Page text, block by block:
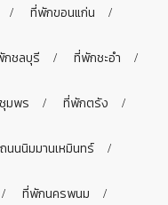
ที่พักขอนแก่น
ชลบุรี ที่พักชะอำ
มพร ที่พักตรัง
นนนิมมานเหมินทร์
ที่พักนครพนม